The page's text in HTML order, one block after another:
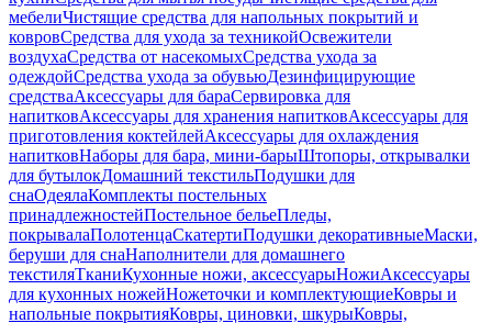
мебелиЧистящие средства для напольных покрытий и
ковровСредства для ухода за техникойОсвежители
воздухаСредства от насекомыхСредства ухода за
одеждойСредства ухода за обувьюДезинфицирующие
средстваАксессуары для бараСервировка для
напитковАксессуары для хранения напитковАксессуары для
приготовления коктейлейАксессуары для охлаждения
напитковНаборы для бара, мини-барыШтопоры, открывалки
для бутылокДомашний текстильПодушки для
снаОдеялаКомплекты постельных
принадлежностейПостельное бельеПледы,
покрывалаПолотенцаСкатертиПодушки декоративныеМаски,
беруши для снаНаполнители для домашнего
текстиляТканиКухонные ножи, аксессуарыНожиАксессуары
для кухонных ножейНожеточки и комплектующиеКовры и
напольные покрытияКовры, циновки, шкурыКовры,